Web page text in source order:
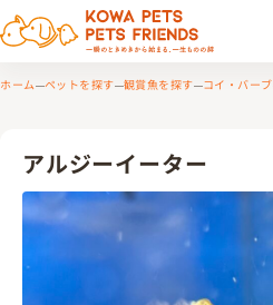
ホーム ペットを探す 観賞魚を探す コイ・バーブ
アルジーイーター